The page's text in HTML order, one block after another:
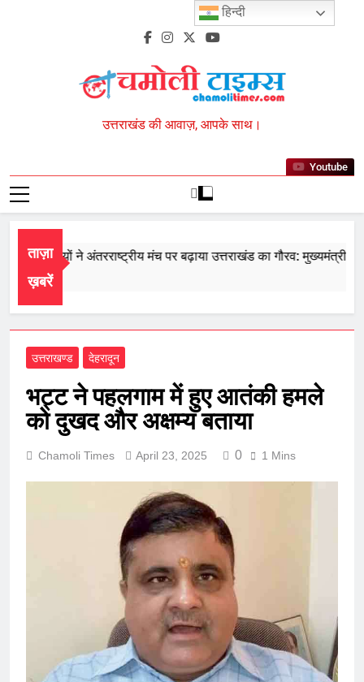
Chamoli Times
उत्तराखंड की आवाज़, आपके साथ।
Youtube
ताज़ा
ख़बरें
खिलाड़ियों ने अंतरराष्ट्रीय मंच पर बढ़ाया उत्तराखंड का गौरव: मुख्यमंत्री
7, 2026
उत्तराखण्ड देहरादून
भट्ट ने पहलगाम में हुए आतंकी हमले
को दुखद और अक्षम्य बताया
Chamoli Times April 23, 2025 0 1 Mins
हिन्दी